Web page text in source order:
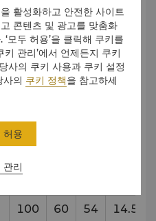
및 설정 스타일 치수 (m)
극장
연
교
24
100 60 54 14.5
활성화하고 안전한 사이트
콘텐츠 및 광고를 맞춤화
모두 허용’을 클릭해 쿠키를
관리’에서 언제든지 쿠키
사의 쿠키 사용과 쿠키 설정
사의 쿠키 정책을 참고하세
관리
허용